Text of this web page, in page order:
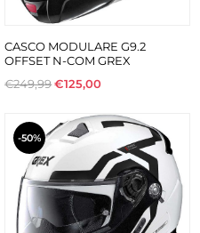
CASCO MODULARE G9.2
OFFSET N-COM GREX
€249,99€125,00
-50%